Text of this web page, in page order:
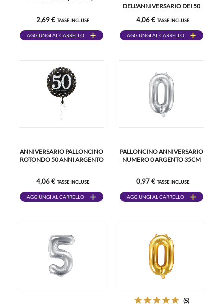
2,69 € TASSE INCLUSE
AGGIUNGI AL CARRELLO
DELL'ANNIVERSARIO DEI 50
4,06 € TASSE INCLUSE
AGGIUNGI AL CARRELLO
ANNIVERSARIO PALLONCINO
ROTONDO 50 ANNI ARGENTO
4,06 € TASSE INCLUSE
AGGIUNGI AL CARRELLO
PALLONCINO ANNIVERSARIO
NUMERO 0 ARGENTO 35CM
0,97 € TASSE INCLUSE
AGGIUNGI AL CARRELLO
(5)